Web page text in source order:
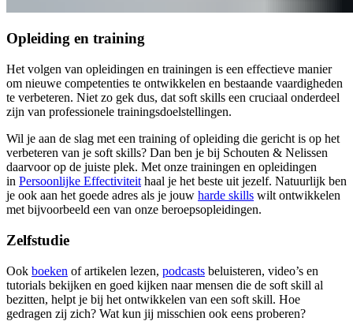
Opleiding en training
Het volgen van opleidingen en trainingen is een effectieve manier
om nieuwe competenties te ontwikkelen en bestaande vaardigheden
te verbeteren. Niet zo gek dus, dat soft skills een cruciaal onderdeel
zijn van professionele trainingsdoelstellingen.
Wil je aan de slag met een training of opleiding die gericht is op het
verbeteren van je soft skills? Dan ben je bij Schouten & Nelissen
daarvoor op de juiste plek. Met onze trainingen en opleidingen
in Persoonlijke Effectiviteit haal je het beste uit jezelf. Natuurlijk ben
je ook aan het goede adres als je jouw harde skills wilt ontwikkelen
met bijvoorbeeld een van onze beroepsopleidingen.
Zelfstudie
Ook boeken of artikelen lezen, podcasts beluisteren, video’s en
tutorials bekijken en goed kijken naar mensen die de soft skill al
bezitten, helpt je bij het ontwikkelen van een soft skill. Hoe
gedragen zij zich? Wat kun jij misschien ook eens proberen?